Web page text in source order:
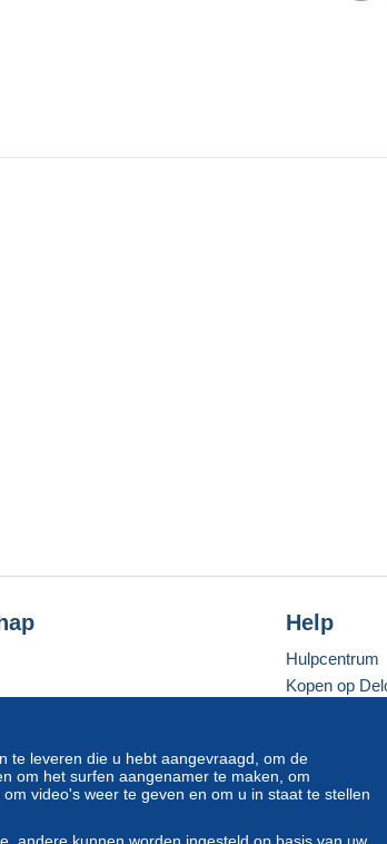
te leveren die u hebt aangevraagd, om de
om het surfen aangenamer te maken, om
video's weer te geven en om u in staat te stellen
Help
Hulpcentrum
Kopen op
Een